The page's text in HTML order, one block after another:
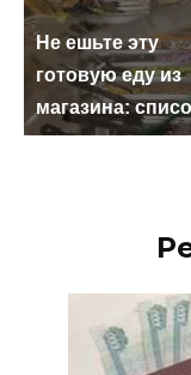
Не ешьте эту
готовую еду из
магазина: